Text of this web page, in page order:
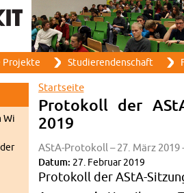
Pro­jek­te Stu­die­ren­den­schaft
Wi
Sie sind hier
Start­sei­te
Pro­to­koll der
2019
AStA-Pro­to­koll – 27. März 2019
Datum: 27. Fe­bru­ar 2019
Pro­to­koll der AStA-